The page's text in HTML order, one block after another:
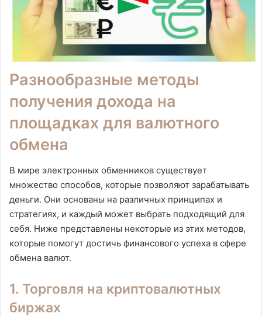
Разнообразные методы
получения дохода на
площадках для валютного
обмена
В мире электронных обменников существует
множество способов, которые позволяют зарабатывать
деньги. Они основаны на различных принципах и
стратегиях, и каждый может выбрать подходящий для
себя. Ниже представлены некоторые из этих методов,
которые помогут достичь финансового успеха в сфере
обмена валют.
1. Торговля на криптовалютных
биржах